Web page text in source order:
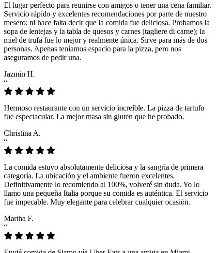
El lugar perfecto para reunirse con amigos o tener una cena familiar.
Servicio rápido y excelentes recomendaciones por parte de nuestro
mesero; ni hace falta decir que la comida fue deliciosa. Probamos la
sopa de lentejas y la tabla de quesos y carnes (tagliere di carne); la
miel de trufa fue lo mejor y realmente única. Sirve para más de dos
personas. Apenas teníamos espacio para la pizza, pero nos
aseguramos de pedir una.
Jazmin H.
“
Hermoso restaurante con un servicio increíble. La pizza de tartufo
fue espectacular. La mejor masa sin gluten que he probado.
Christina A.
“
La comida estuvo absolutamente deliciosa y la sangría de primera
categoría. La ubicación y el ambiente fueron excelentes.
Definitivamente lo recomiendo al 100%, volveré sin duda. Yo lo
llamo una pequeña Italia porque su comida es auténtica. El servicio
fue impecable. Muy elegante para celebrar cualquier ocasión.
Martha F.
“